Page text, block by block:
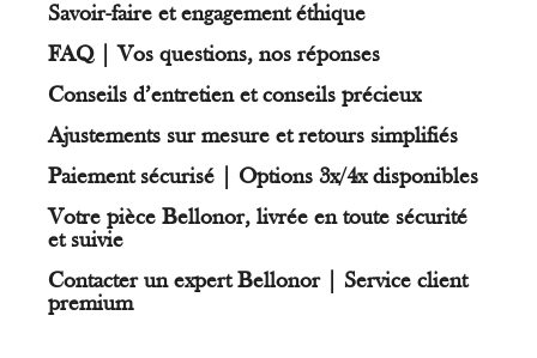
Savoir-faire et engagement éthique
FAQ | Vos questions, nos réponses
Conseils d’entretien et conseils précieux
Ajustements sur mesure et retours simplifiés
Paiement sécurisé | Options 3x/4x disponibles
Votre pièce Bellonor, livrée en toute sécurité
et suivie
Contacter un expert Bellonor | Service client
premium